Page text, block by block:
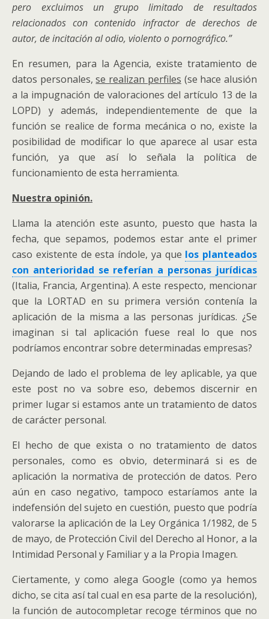
pero excluimos un grupo limitado de resultados
relacionados con contenido infractor de derechos de
autor, de incitación al odio, violento o pornográfico.”
En resumen, para la Agencia, existe tratamiento de
datos personales,se realizan perfiles (se hace alusión
a la impugnación de valoraciones del artículo 13 de la
LOPD) y además, independientemente de que la
función se realice de forma mecánica o no, existe la
posibilidad de modificar lo que aparece al usar esta
función, ya que así lo señala la política de
funcionamiento de esta herramienta.
Nuestra opinión.
Llama la atención este asunto, puesto que hasta la
fecha, que sepamos, podemos estar ante el primer
caso existente de esta índole, ya que los planteados
con anterioridad se referían a personas jurídicas
(Italia, Francia, Argentina). A este respecto, mencionar
que la LORTAD en su primera versión contenía la
aplicación de la misma a las personas jurídicas. ¿Se
imaginan si tal aplicación fuese real lo que nos
podríamos encontrar sobre determinadas empresas?
Dejando de lado el problema de ley aplicable, ya que
este post no va sobre eso, debemos discernir en
primer lugar si estamos ante un tratamiento de datos
de carácter personal.
El hecho de que exista o no tratamiento de datos
personales, como es obvio, determinará si es de
aplicación la normativa de protección de datos. Pero
aún en caso negativo, tampoco estaríamos ante la
indefensión del sujeto en cuestión, puesto que podría
valorarse la aplicación de la Ley Orgánica 1/1982, de 5
de mayo, de Protección Civil del Derecho al Honor, a la
Intimidad Personal y Familiar y a la Propia Imagen.
Ciertamente, y como alega Google (como ya hemos
dicho, se cita así tal cual en esa parte de la resolución),
la función de autocompletar recoge términos que no